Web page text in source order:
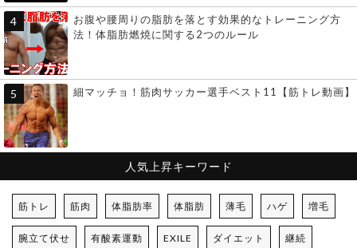
お腹や腰周りの脂肪を落とす効果的なトレーニング方
法！体脂肪燃焼に関する2つのルール
細マッチョ！筋肉サッカー選手ベスト11【筋トレ動画】
人気上昇キーワード
筋トレ 筋肉 体脂肪率 体脂肪 薄毛 ハゲ 増毛
腕立て伏せ 有酸素運動 EXILE ダイエット 継続